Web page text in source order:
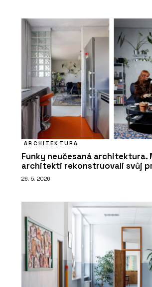
ARCHITEKTURA
Funky neučesaná architektura.
architekti rekonstruovali svůj
26. 5. 2026